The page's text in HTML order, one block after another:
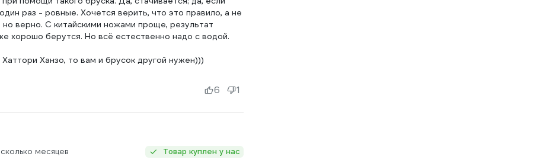
раз - ровные. Хочется верить, что это правило, а не
верно. С китайскими ножами проще, результат
берутся. Но всё естественно надо с водой.
Ханзо, то вам и брусок другой нужен)))
6 1
месяцев Товар куплен у нас